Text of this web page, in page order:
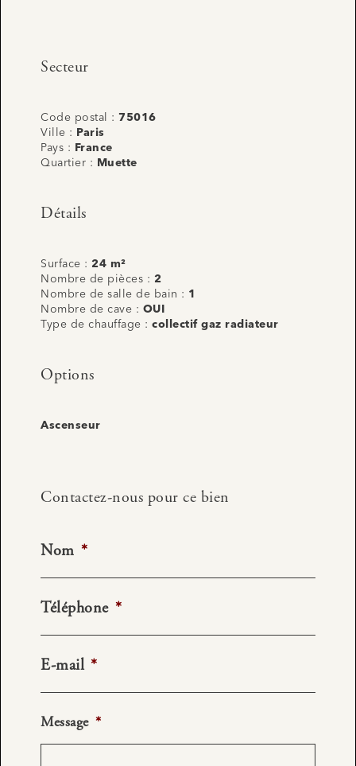
Secteur
Code postal : 75016
Ville :
Paris
Pays :
France
Quartier :
Muette
Détails
Surface : 24 m²
Nombre de pièces : 2
Nombre de salle de bain : 1
Nombre de cave : OUI
Type de chauffage : collectif gaz radiateur
Options
Ascenseur
Contactez-nous pour ce bien
Nom *
Téléphone *
E-mail *
Message *